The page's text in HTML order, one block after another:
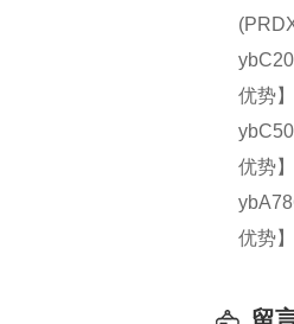
优势
优势
优势